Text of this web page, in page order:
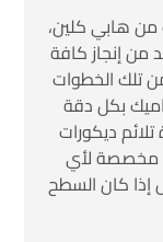
من هابي كلين،
إنجاز كافة
تلك الخطوات
بكل دقة
ديكورات
مخصصة لأي
إذا كان السطح